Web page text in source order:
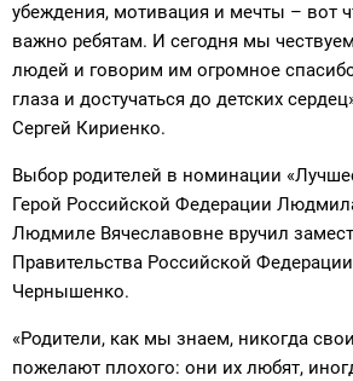
убеждения, мотивация и мечты – вот
важно ребятам. И сегодня мы
людей и говорим им огромное
глаза и достучаться до детских
Сергей Кириенко.
Выбор родителей в номинации
Герой Российской Федерации
Людмиле Вячеславовне вручил
Правительства Российской
Чернышенко.
«Родители, как мы знаем, никогда
пожелают плохого: они их любят,